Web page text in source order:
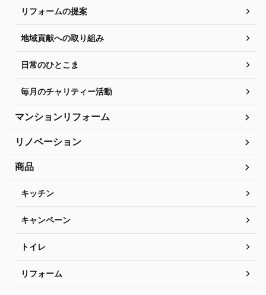
リフォームの提案
地域貢献への取り組み
日常のひとこま
毎月のチャリティー活動
マンションリフォーム
リノベーション
商品
キッチン
キャンペーン
トイレ
リフォーム